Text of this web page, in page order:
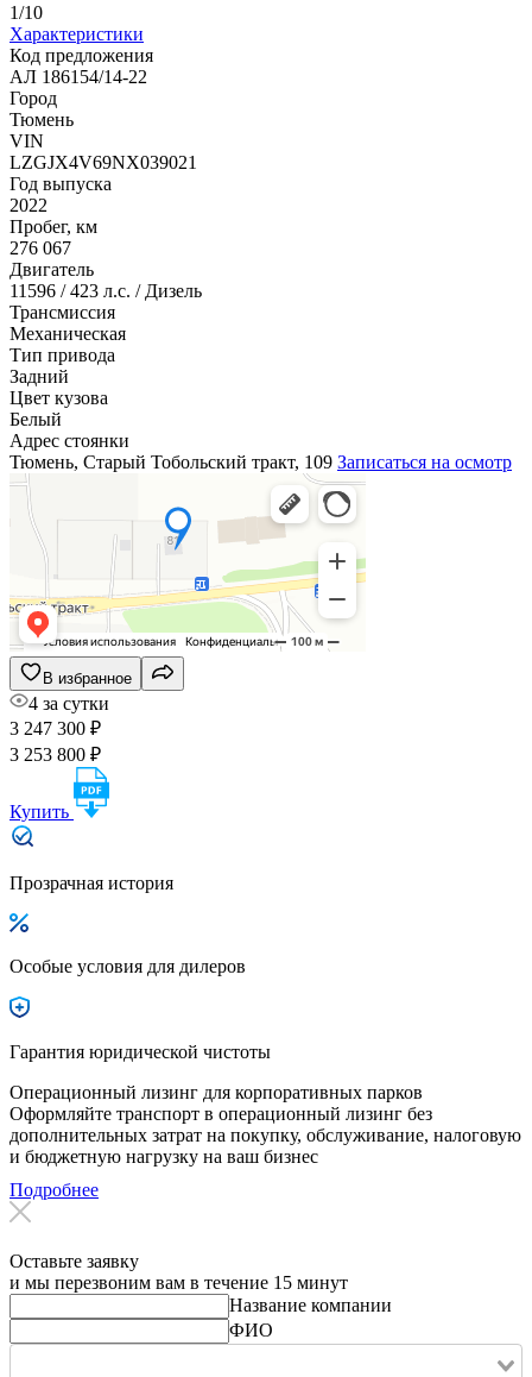
1/10
Характеристики
Код предложения
АЛ 186154/14-22
Город
Тюмень
VIN
LZGJX4V69NX039021
Год выпуска
2022
Пробег, км
276 067
Двигатель
11596 / 423 л.с. / Дизель
Трансмиссия
Механическая
Тип привода
Задний
Цвет кузова
Белый
Адрес стоянки
Тюмень, Старый Тобольский тракт, 109 Записаться на осмотр
В избранное
4 за сутки
3 247 300 ₽
3 253 800 ₽
Купить
Прозрачная история
Особые условия для дилеров
Гарантия юридической чистоты
Операционный лизинг для корпоративных парков
Оформляйте транспорт в операционный лизинг без
дополнительных затрат на покупку, обслуживание, налоговую
и бюджетную нагрузку на ваш бизнес
Подробнее
Оставьте заявку
и мы перезвоним вам в течение 15 минут
Название компании
ФИО